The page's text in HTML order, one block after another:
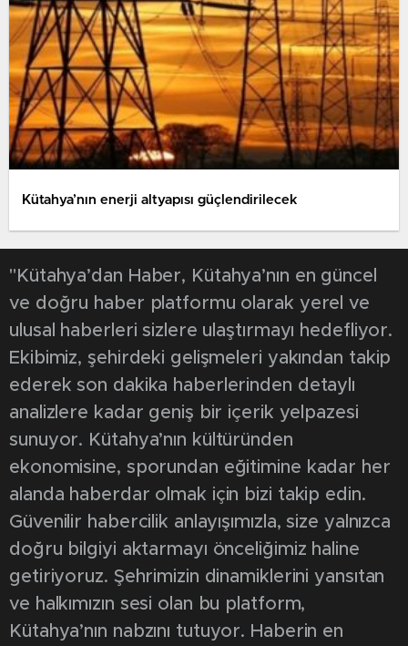
Kütahya’nın enerji altyapısı güçlendirilecek
"Kütahya’dan Haber, Kütahya’nın en güncel
ve doğru haber platformu olarak yerel ve
ulusal haberleri sizlere ulaştırmayı hedefliyor.
Ekibimiz, şehirdeki gelişmeleri yakından takip
ederek son dakika haberlerinden detaylı
analizlere kadar geniş bir içerik yelpazesi
sunuyor. Kütahya’nın kültüründen
ekonomisine, sporundan eğitimine kadar her
alanda haberdar olmak için bizi takip edin.
Güvenilir habercilik anlayışımızla, size yalnızca
doğru bilgiyi aktarmayı önceliğimiz haline
getiriyoruz. Şehrimizin dinamiklerini yansıtan
ve halkımızın sesi olan bu platform,
Kütahya’nın nabzını tutuyor. Haberin en